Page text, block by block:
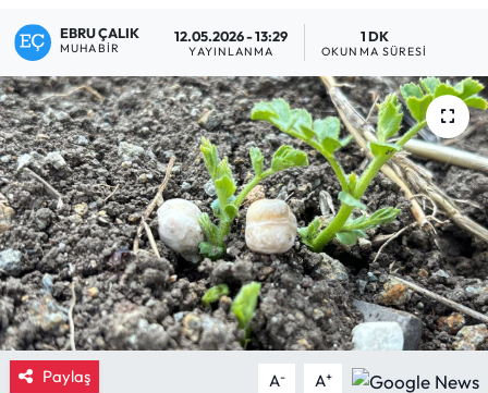
EBRU ÇALIK
MUHABIR
12.05.2026 - 13:29
YAYINLANMA
1 DK
OKUNMA SÜRESI
Paylaş A- A+
Dodurga Haberleri
Eğitim
Ekonomi
Güncel
İskilip Haberleri
Kargı Haberleri
Kimdir?
Haber Arşivi